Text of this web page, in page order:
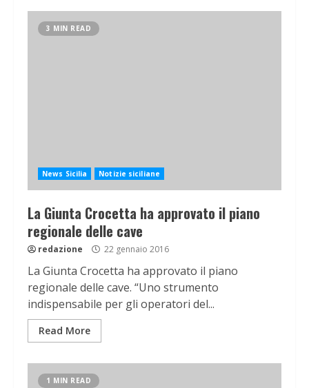
3 MIN READ
News Sicilia Notizie siciliane
La Giunta Crocetta ha approvato il piano
regionale delle cave
redazione 22 gennaio 2016
La Giunta Crocetta ha approvato il piano
regionale delle cave. “Uno strumento
indispensabile per gli operatori del...
Read More
1 MIN READ